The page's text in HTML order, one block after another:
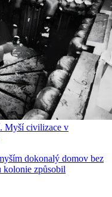
Myší civilizace v
dokonalý domov bez
kolonie způsobil